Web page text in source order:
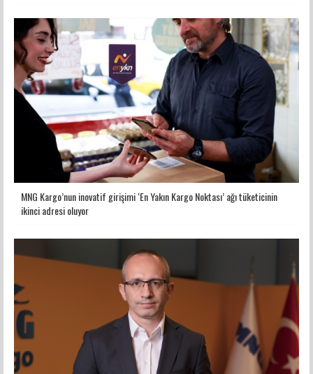
MNG Kargo’nun inovatif girişimi ‘En Yakın Kargo Noktası’ ağı tüketicinin
ikinci adresi oluyor